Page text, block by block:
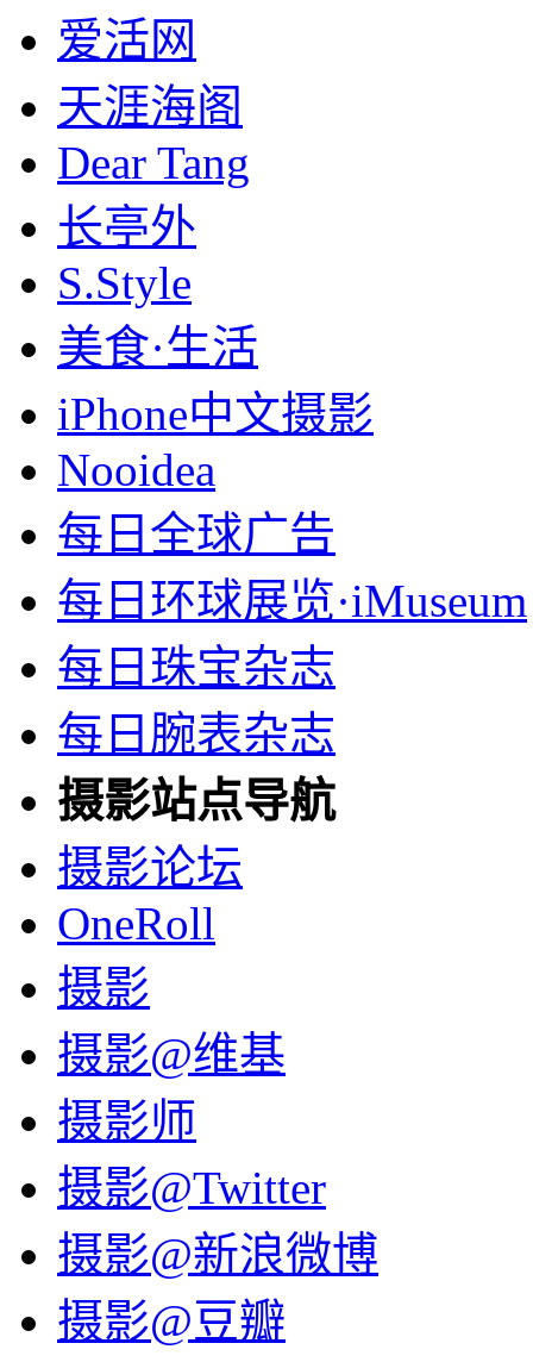
爱活网
天涯海阁
Dear Tang
长亭外
S.Style
美食·生活
iPhone中文摄影
Nooidea
每日全球广告
每日环球展览·iMuseum
每日珠宝杂志
每日腕表杂志
摄影站点导航
摄影论坛
OneRoll
摄影
摄影@维基
摄影师
摄影@Twitter
摄影@新浪微博
摄影@豆瓣